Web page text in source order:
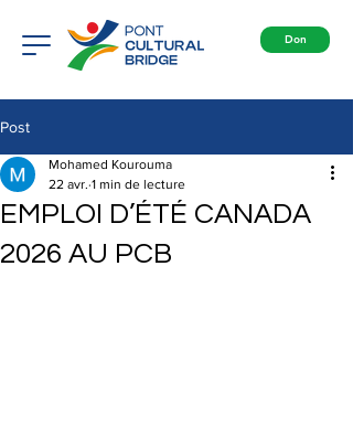
Don
Post
EMPLOI D’ÉTÉ CANADA
2026 AU PCB
Mohamed Kourouma
22 avr. 1 min de lecture